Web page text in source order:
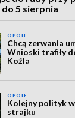
5 sierpnia
OPOLE
Chcą zerwania
Wnioski trafiły
Koźla
OPOLE
Kolejny polityk
strajku